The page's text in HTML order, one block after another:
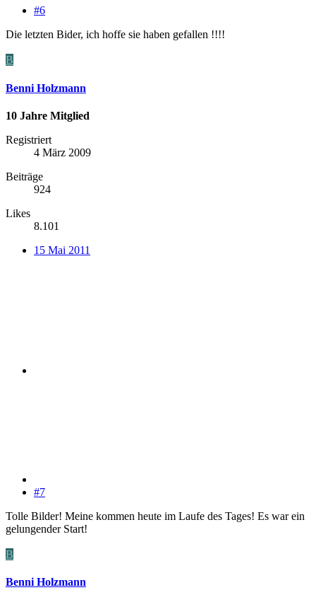
#6
Die letzten Bider, ich hoffe sie haben gefallen !!!!
B
Benni Holzmann
10 Jahre Mitglied
Registriert
4 März 2009
Beiträge
924
Likes
8.101
15 Mai 2011
#7
Tolle Bilder! Meine kommen heute im Laufe des Tages! Es war ein
gelungender Start!
B
Benni Holzmann